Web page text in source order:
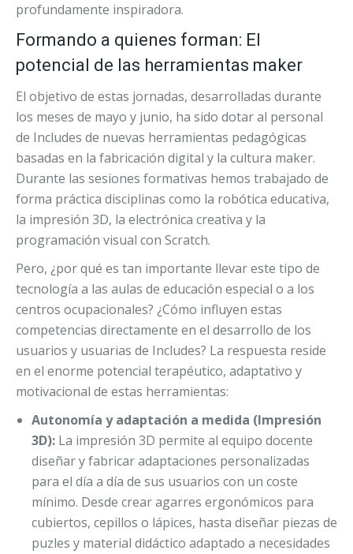
profundamente inspiradora.
Formando a quienes forman: El
potencial de las herramientas maker
El objetivo de estas jornadas, desarrolladas durante
los meses de mayo y junio, ha sido dotar al personal
de Includes de nuevas herramientas pedagógicas
basadas en la fabricación digital y la cultura maker.
Durante las sesiones formativas hemos trabajado de
forma práctica disciplinas como la robótica educativa,
la impresión 3D, la electrónica creativa y la
programación visual con Scratch.
Pero, ¿por qué es tan importante llevar este tipo de
tecnología a las aulas de educación especial o a los
centros ocupacionales? ¿Cómo influyen estas
competencias directamente en el desarrollo de los
usuarios y usuarias de Includes? La respuesta reside
en el enorme potencial terapéutico, adaptativo y
motivacional de estas herramientas:
Autonomía y adaptación a medida (Impresión
3D): La impresión 3D permite al equipo docente
diseñar y fabricar adaptaciones personalizadas
para el día a día de sus usuarios con un coste
mínimo. Desde crear agarres ergonómicos para
cubiertos, cepillos o lápices, hasta diseñar piezas de
puzles y material didáctico adaptado a necesidades